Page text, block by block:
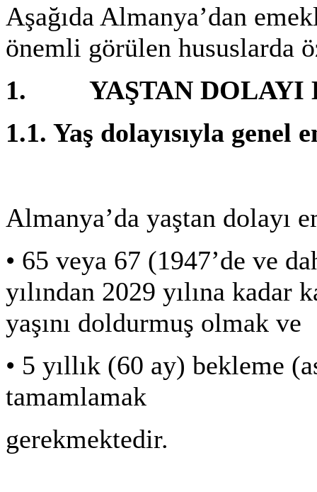
Aşağıda Almanya’dan
önemli görülen hususlarda
1. YAŞTAN DOLAYI
1.1. Yaş dolayısıyla genel
Almanya’da yaştan dolayı
• 65 veya 67 (1947’de ve
yılından 2029 yılına
yaşını doldurmuş olmak ve
• 5 yıllık (60 ay) bekleme
tamamlamak
gerekmektedir.